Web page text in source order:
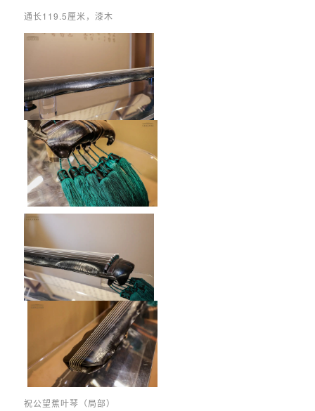
通长119.5厘米，漆木
祝公望蕉叶琴（局部）